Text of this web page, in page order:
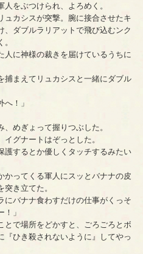
をぶつけられ、よろめく。
カシスが突撃。腕に接合させたキ
、ダブルラリアットで飛び込むンク
人に神様の裁きを届けているうちに
まえてリュカシスと一緒にダブル
へ！」
めぎょって握りつぶした。
グナートはぞっとした。
護するとか優しくタッチするみたい
ってくる軍人にスッとバナナの皮
き立てた。
バナナ食わすだけの仕事がくっそ
」
で場所をどかすと、ごろごろとボ
『ひき殺されないように』してやっ